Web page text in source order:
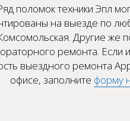
поломок техники Эпл
на выезде по
Другие же
ремонта. Если
выездного ремонта
офисе, заполните форму